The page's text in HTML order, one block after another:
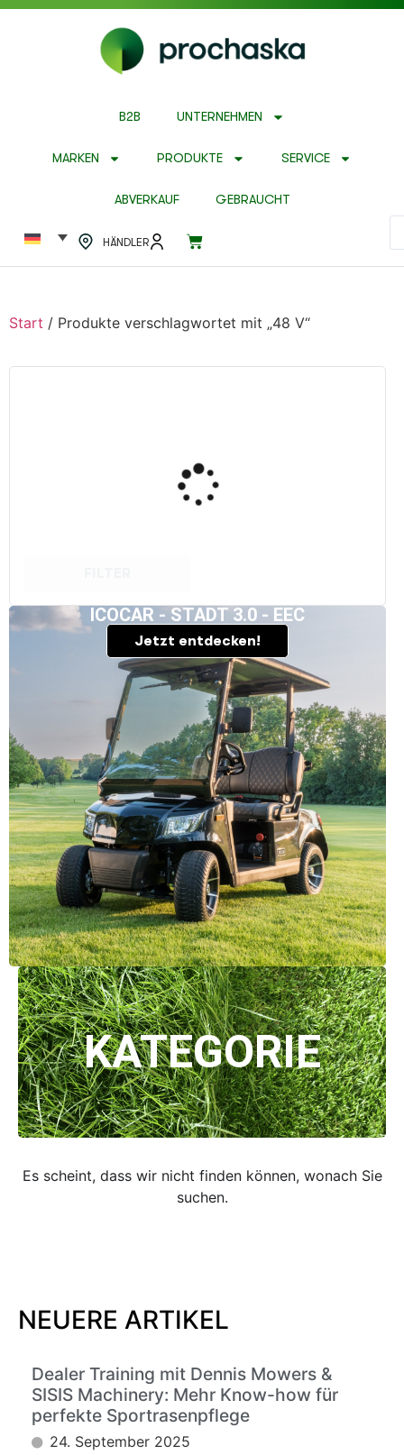
B2B UNTERNEHMEN
MARKEN PRODUKTE SERVICE
ABVERKAUF GEBRAUCHT
HÄNDLER
Start / Produkte verschlagwortet mit „48 V“
ICOCAR - STADT 3.0 - EEC
Jetzt entdecken!
KATEGORIE
Es scheint, dass wir nicht finden können, wonach Sie
suchen.
NEUERE ARTIKEL
Dealer Training mit Dennis Mowers &
SISIS Machinery: Mehr Know-how für
perfekte Sportrasenpflege
24. September 2025